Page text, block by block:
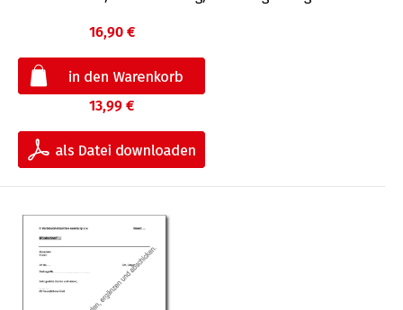
16,90 €
13,99 €